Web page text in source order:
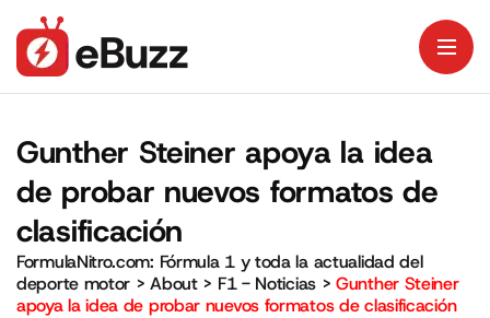
Gunther Steiner apoya la idea
de probar nuevos formatos de
clasificación
FormulaNitro.com: Fórmula 1 y toda la actualidad del
deporte motor >About> F1 - Noticias>Gunther Steiner
apoya la idea de probar nuevos formatos de clasificación